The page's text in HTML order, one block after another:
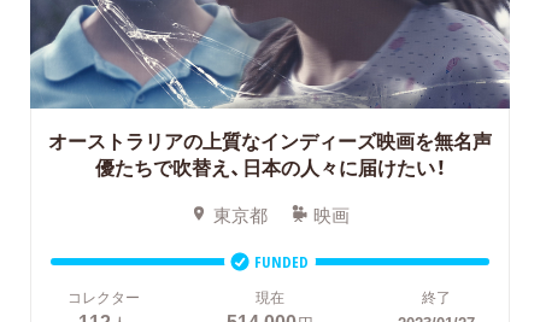
オーストラリアの上質なインディーズ映画を無名声
優たちで吹替え、日本の人々に届けたい！
東京都 映画
FUNDED
コレクター
現在 終了